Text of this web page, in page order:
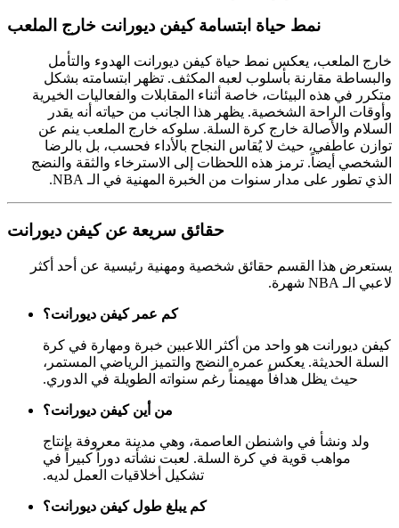
نمط حياة ابتسامة كيفن ديورانت خارج الملعب
خارج الملعب، يعكس نمط حياة كيفن ديورانت الهدوء والتأمل
والبساطة مقارنة بأسلوب لعبه المكثف. تظهر ابتسامته بشكل
متكرر في هذه البيئات، خاصة أثناء المقابلات والفعاليات الخيرية
وأوقات الراحة الشخصية. يظهر هذا الجانب من حياته أنه يقدر
السلام والأصالة خارج كرة السلة. سلوكه خارج الملعب ينم عن
توازن عاطفي، حيث لا يُقاس النجاح بالأداء فحسب، بل بالرضا
الشخصي أيضاً. ترمز هذه اللحظات إلى الاسترخاء والثقة والنضج
الذي تطور على مدار سنوات من الخبرة المهنية في الـ NBA.
حقائق سريعة عن كيفن ديورانت
يستعرض هذا القسم حقائق شخصية ومهنية رئيسية عن أحد أكثر
لاعبي الـ NBA شهرة.
كم عمر كيفن ديورانت؟
كيفن ديورانت هو واحد من أكثر اللاعبين خبرة ومهارة في كرة
السلة الحديثة. يعكس عمره النضج والتميز الرياضي المستمر،
حيث يظل هدافاً مهيمناً رغم سنواته الطويلة في الدوري.
من أين كيفن ديورانت؟
ولد ونشأ في واشنطن العاصمة، وهي مدينة معروفة بإنتاج
مواهب قوية في كرة السلة. لعبت نشأته دوراً كبيراً في
تشكيل أخلاقيات العمل لديه.
كم يبلغ طول كيفن ديورانت؟